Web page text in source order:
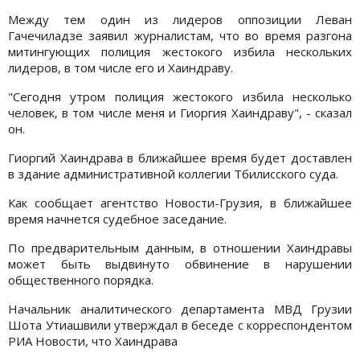
Между тем один из лидеров оппозиции Леван
Гачечиладзе заявил журналистам, что во время разгона
митингующих полиция жестокого избила нескольких
лидеров, в том числе его и Хаиндраву.
"Сегодня утром полиция жестокого избила несколько
человек, в том числе меня и Гиоргия Хаиндраву", - сказал
он.
Гиоргий Хаиндрава в ближайшее время будет доставлен
в здание административной коллегии Тбилисского суда.
Как сообщает агентство Новости-Грузия, в ближайшее
время начнется судебное заседание.
По предварительным данным, в отношении Хаиндравы
может быть выдвинуто обвинение в нарушении
общественного порядка.
Начальник аналитического департамента МВД Грузии
Шота Утиашвили утверждал в беседе с корреспондентом
РИА Новости, что Хаиндрава